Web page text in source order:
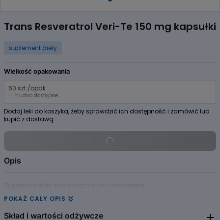
1
of
Trans Resveratrol Veri-Te 150 mg kapsułki
suplement diety
Wielkość opakowania
60 szt./opak
trudno dostępne
Dodaj leki do koszyka, żeby sprawdzić ich dostępność i zamówić lub
kupić z dostawą.
Opis
POKAŻ CAŁY OPIS
Skład i wartości odżywcze